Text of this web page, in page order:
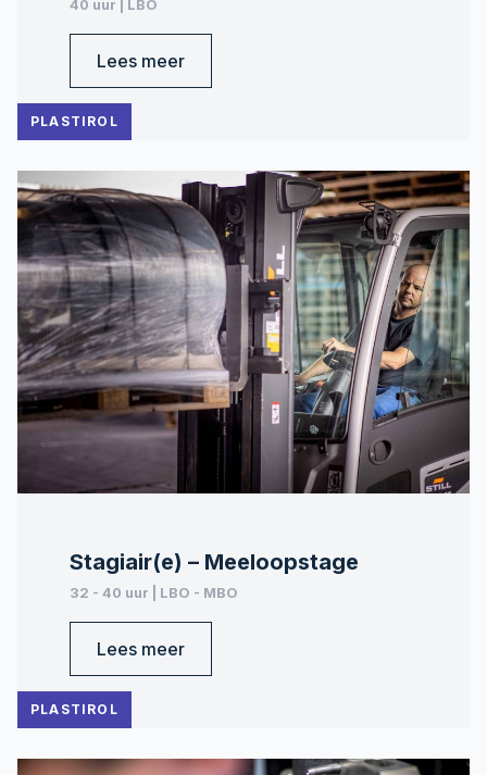
PLASTIROL
40 uur | LBO
Lees meer
PLASTIROL
Stagiair(e) – Meeloopstage
32 - 40 uur | LBO - MBO
Lees meer